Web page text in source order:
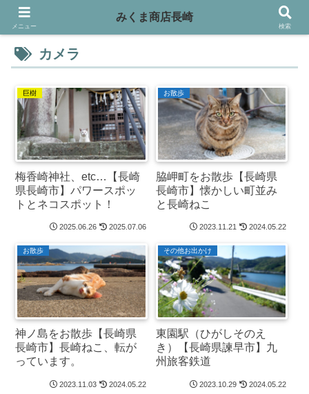
カメラ
巨樹
梅香崎神社、etc…【長崎
県長崎市】パワースポッ
トとネコスポット！
2025.06.26 2025.07.06
お散歩
脇岬町をお散歩【長崎県
長崎市】懐かしい町並み
と長崎ねこ
2023.11.21 2024.05.22
お散歩
神ノ島をお散歩【長崎県
長崎市】長崎ねこ、転が
っています。
2023.11.03 2024.05.22
その他お出かけ
東園駅（ひがしそのえ
き）【長崎県諫早市】九
州旅客鉄道
2023.10.29 2024.05.22
メニュー
みくま商店長崎
検索